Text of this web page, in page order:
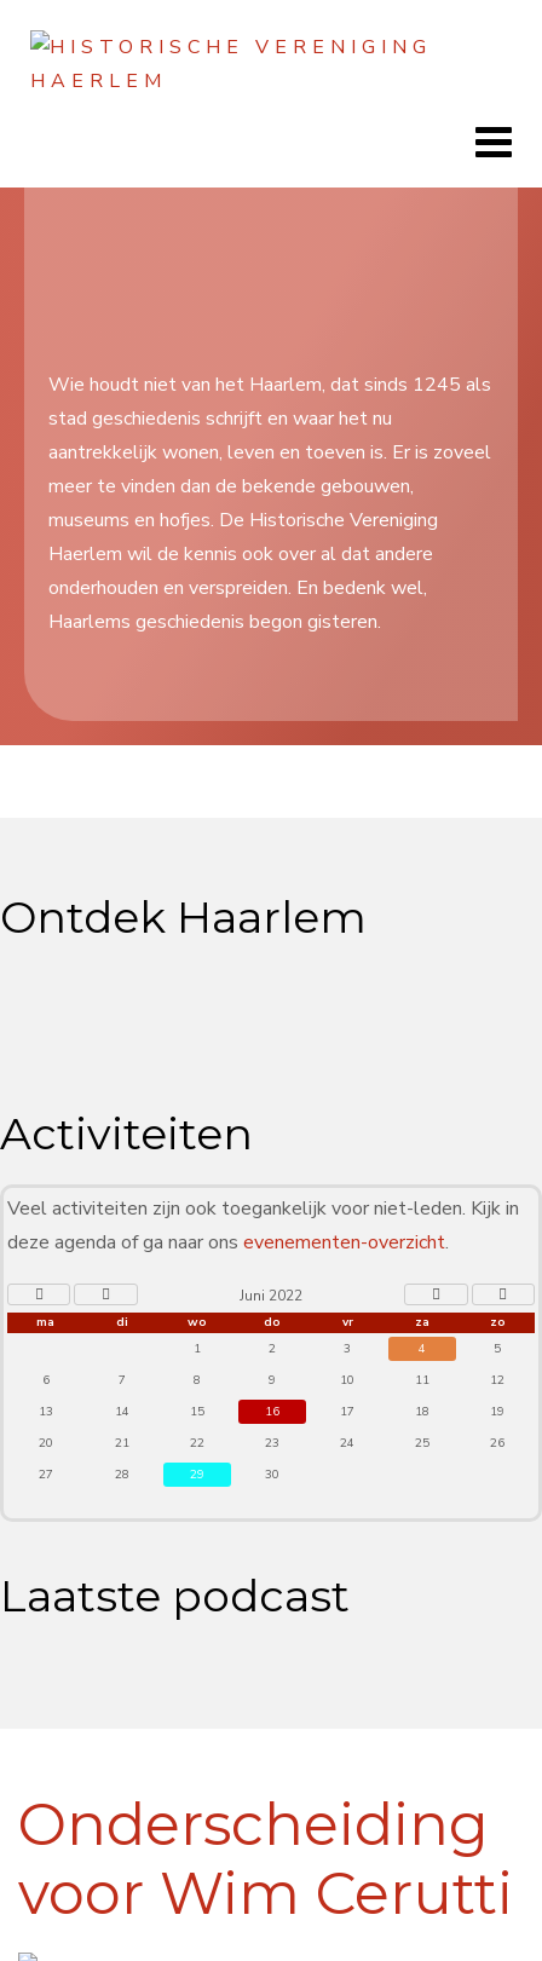
Lezen
Over ons
Search
Wie houdt niet van het Haarlem, dat sinds 1245 als
stad geschiedenis schrijft en waar het nu
aantrekkelijk wonen, leven en toeven is. Er is zoveel
meer te vinden dan de bekende gebouwen,
museums en hofjes. De Historische Vereniging
Haerlem wil de kennis ook over al dat andere
onderhouden en verspreiden. En bedenk wel,
Haarlems geschiedenis begon gisteren.
Ontdek Haarlem
Activiteiten
Veel activiteiten zijn ook toegankelijk voor niet-leden. Kijk in
deze agenda of ga naar ons evenementen-overzicht.
Juni 2022
ma di wo do vr za
zo
1
2 3 4
5
6
7 8 9 10 11
12
13
14 15 16 17 18
19
20
21 22 23 24 25
26
27
28 29 30
Laatste podcast
Onderscheiding
voor Wim Cerutti